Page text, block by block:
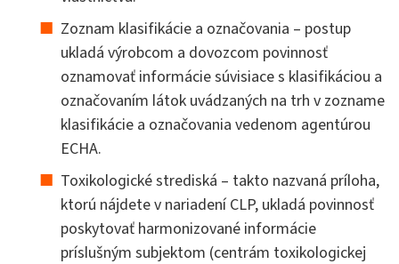
Zoznam klasifikácie a označovania – postup
ukladá výrobcom a dovozcom povinnosť
oznamovať informácie súvisiace s klasifikáciou a
označovaním látok uvádzaných na trh v zozname
klasifikácie a označovania vedenom agentúrou
ECHA.
Toxikologické strediská – takto nazvaná príloha,
ktorú nájdete v nariadení CLP, ukladá povinnosť
poskytovať harmonizované informácie
príslušným subjektom (centrám toxikologickej